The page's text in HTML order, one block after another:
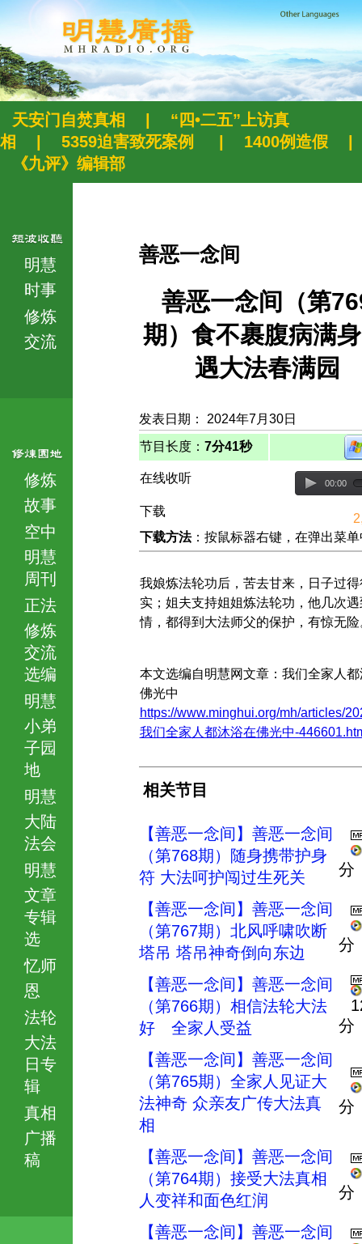
天安门自焚真相
“四•二五”上访真
相
5359迫害致死案例 1400例造假
《九评》编辑部
明慧
时事
修炼
交流
修炼
故事
空中
明慧
周刊
正法
修炼
交流
选编
明慧
小弟
子园
地
明慧
大陆
法会
明慧
文章
专辑
选
忆师
恩
法轮
大法
日专
辑
真相
广播
稿
善恶一念间
善恶一念间（第
期）食不裹腹病满
遇大法春满园
发表日期： 2024年7月30日
节目长度： 7分41秒
在线收听 00:00
下载
下载方法：按鼠标器右键，在弹出菜
我娘炼法轮功后，苦去甘来，日子过得
实；姐夫支持姐姐炼法轮功，他几次遇
情，都得到大法师父的保护，有惊无险
本文选编自明慧网文章：我们全家人
佛光中
https://www.minghui.org/mh/articles/
我们全家人都沐浴在佛光中-
相关节目
【善恶一念间】善恶一念间
（第768期）随身携带护身
符 大法呵护闯过生死关
分
【善恶一念间】善恶一念间
（第767期）北风呼啸吹断
塔吊 塔吊神奇倒向东边
分
【善恶一念间】善恶一念间
（第766期）相信法轮大法
好 全家人受益
分
【善恶一念间】善恶一念间
（第765期）全家人见证大
法神奇 众亲友广传大法真
相
分
【善恶一念间】善恶一念间
（第764期）接受大法真相
人变祥和面色红润
分
【善恶一念间】善恶一念间